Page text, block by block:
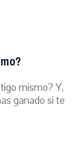
mismo? Y,
ganado si te